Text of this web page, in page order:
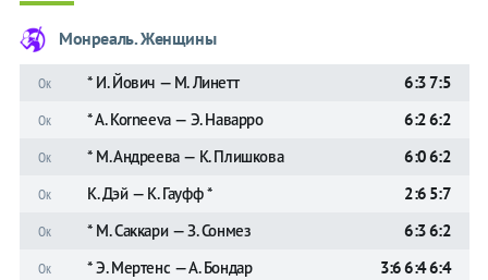
Монреаль. Женщины
Ок * И. Йович — М. Линетт 6:3 7:5
Ок * A. Korneeva — Э. Наварро 6:2 6:2
Ок * М. Андреева — К. Плишкова 6:0 6:2
Ок К. Дэй — К. Гауфф * 2:6 5:7
Ок * М. Саккари — З. Сонмез 6:3 6:2
Ок * Э. Мертенс — А. Бондар 3:6 6:4 6:4